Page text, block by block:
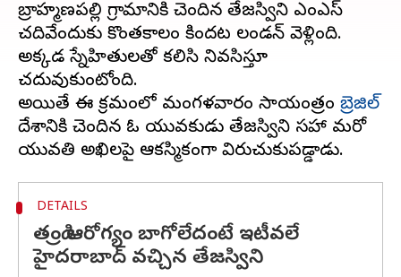
బ్రాహ్మణపల్లి గ్రామానికి చెందిన తేజస్విని ఎంఎస్
చదివేందుకు కొంతకాలం కిందట లండన్ వెళ్లింది.
అక్కడ స్నేహితులతో కలిసి నివసిస్తూ
చదువుకుంటోంది.
అయితే ఈ క్రమంలో మంగళవారం సాయంత్రం బ్రెజిల్
దేశానికి చెందిన ఓ యువకుడు తేజస్విని సహా మరో
DETAILS
తండ్రి ఆరోగ్యం బాగోలేదంటే ఇటీవలే
హైదరాబాద్ వచ్చిన తేజస్విని